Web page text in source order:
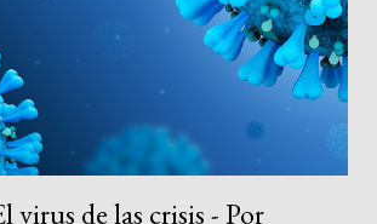
virus de las crisis - Por